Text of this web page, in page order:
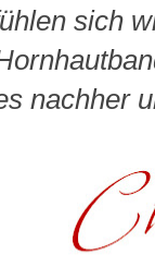
sich
nachher